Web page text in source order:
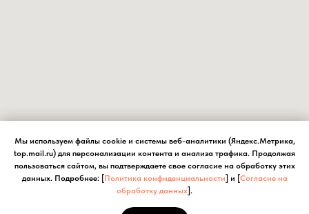
Мы используем файлы cookie и системы веб-аналитики (Яндекс.Метрика,
top.mail.ru) для персонализации контента и анализа трафика. Продолжая
пользоваться сайтом, вы подтверждаете свое согласие на обработку этих
данных. Подробнее: [Политика конфиденциальности] и [Согласие на
обработку данных].